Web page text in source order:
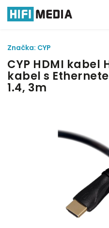
CYP HDMI kabel
kabel s
1.4, 3m
Značka: CYP